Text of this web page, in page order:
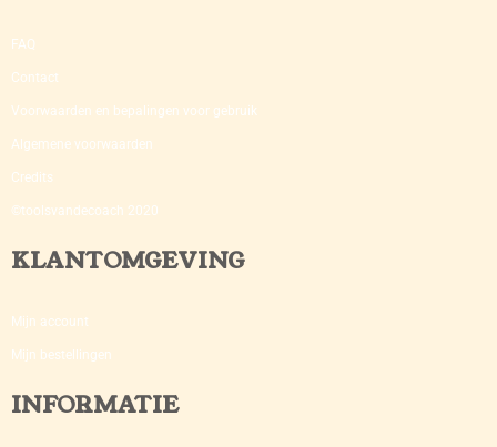
FAQ
Contact
Voorwaarden en bepalingen voor gebruik
Algemene voorwaarden
Credits
©toolsvandecoach 2020
KLANTOMGEVING
Mijn account
Mijn bestellingen
INFORMATIE